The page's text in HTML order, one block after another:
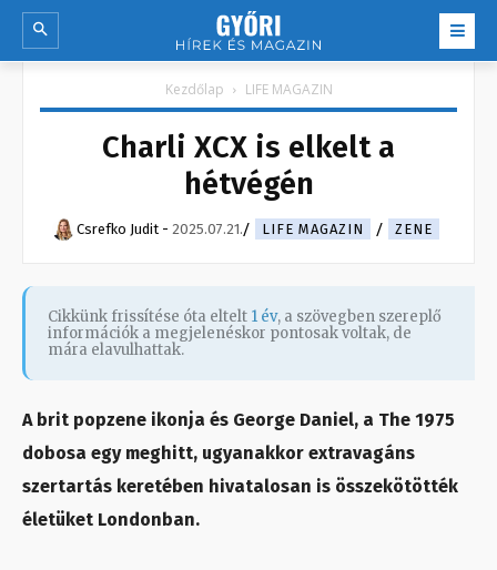
Kezdőlap LIFE MAGAZIN
Charli XCX is elkelt a
hétvégén
Csrefko Judit - 2025.07.21. LIFE MAGAZIN ZENE
Cikkünk frissítése óta eltelt 1 év, a szövegben szereplő
információk a megjelenéskor pontosak voltak, de
mára elavulhattak.
A brit popzene ikonja és George Daniel, a The 1975
dobosa egy meghitt, ugyanakkor extravagáns
szertartás keretében hivatalosan is összekötötték
életüket Londonban.